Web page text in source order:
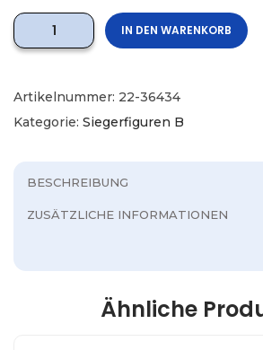
IN DEN WARENKORB
Artikelnummer: 22-36434
Kategorie: Siegerfiguren B
BESCHREIBUNG
ZUSÄTZLICHE INFORMATIONEN
Ähnliche